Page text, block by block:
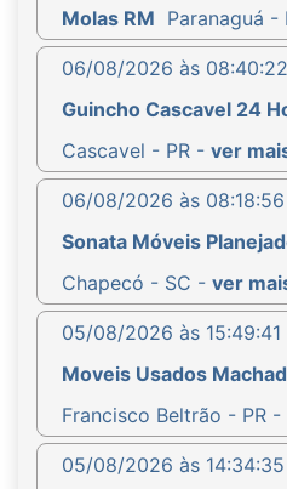
Molas RM Paranaguá -
06/08/2026 às 08:40:22
Guincho Cascavel 24
Cascavel - PR - ver
06/08/2026 às 08:18:56
Sonata Móveis
Chapecó - SC - ver
05/08/2026 às 15:49:41
Moveis Usados
Francisco Beltrão - PR -
05/08/2026 às 14:34:35